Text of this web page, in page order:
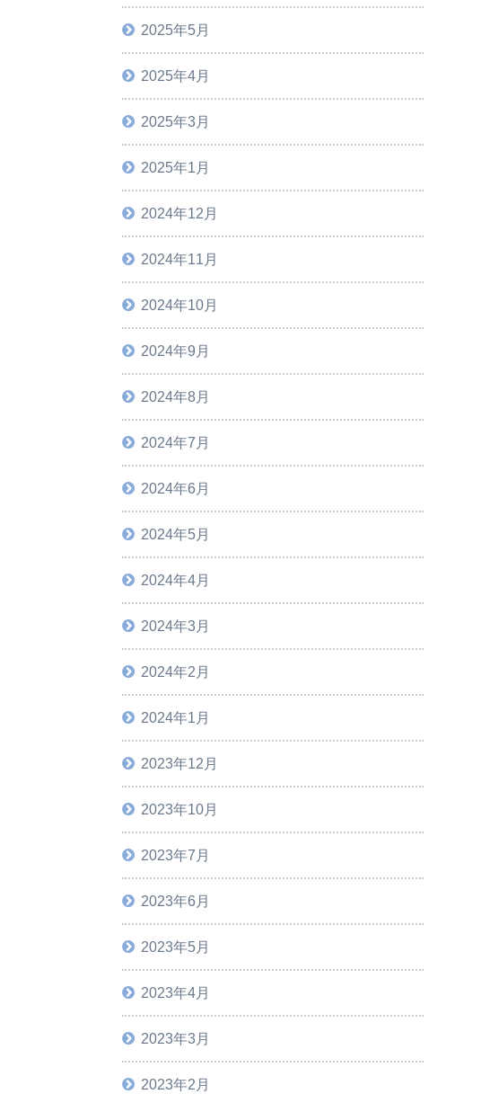
2025年5月
2025年4月
2025年3月
2025年1月
2024年12月
2024年11月
2024年10月
2024年9月
2024年8月
2024年7月
2024年6月
2024年5月
2024年4月
2024年3月
2024年2月
2024年1月
2023年12月
2023年10月
2023年7月
2023年6月
2023年5月
2023年4月
2023年3月
2023年2月